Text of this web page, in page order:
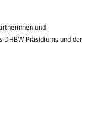
und
DHBW Präsidiums und der